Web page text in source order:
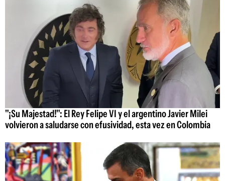
"¡Su Majestad!": El Rey Felipe VI y el argentino Javier Milei
volvieron a saludarse con efusividad, esta vez en Colombia